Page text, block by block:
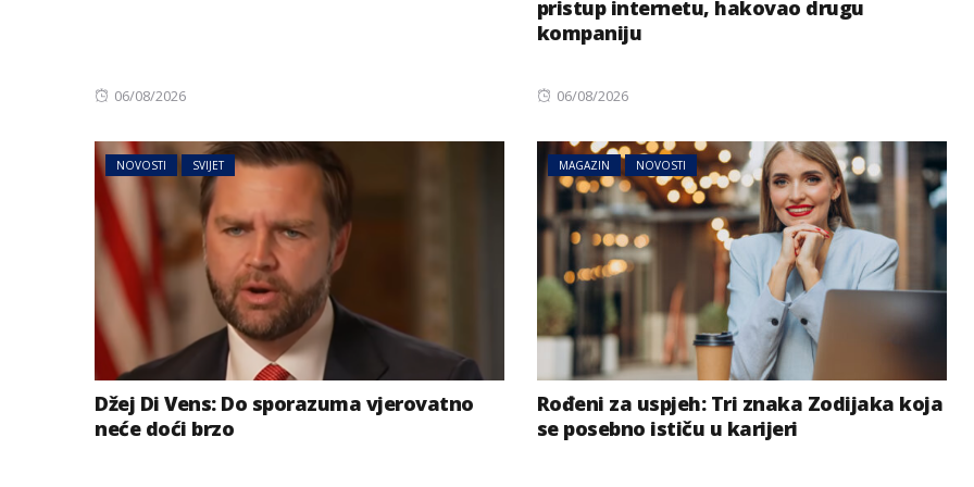
Posted
06/08/2026
pristup internetu, hakovao drugu
kompaniju
Posted
06/08/2026
NOVOSTI SVIJET
Džej Di Vens: Do sporazuma vjerovatno
neće doći brzo
MAGAZIN NOVOSTI
Rođeni za uspjeh: Tri znaka Zodijaka koja
se posebno ističu u karijeri
MAGAZIN
Najmoćnije piće za paklene
vrućine: Hidrira kao voda,
ali daje više energije
BIZNIS NOVOSTI
Evrozona više nema novca
za velike subvencije